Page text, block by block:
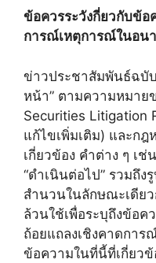
ข้อควรระวังกี่ยวกับข้
การณ์เหตุการณ์ในอน
ข่าวประชาสัมพันธ์ฉบั
หน้า” ตามความหมาย
Securities Litigation
แก้ไขเพิ่มเติม) และก
เกี่ยวข้อง คำต่าง ๆ เช่
“ดำเนินต่อไป” รวมถึง
สำนวนในลักษณะเดีย
ล้วนใช้เพื่อระบุถึงข้อ
ถ้อยแถลงเชิงคาดการ
ข้อความในที่นี้ที่เกี่ยว